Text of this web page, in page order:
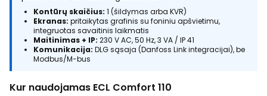
Kontūrų skaičius: 1 (šildymas arba KVR)
Ekranas: pritaikytas grafinis su foniniu apšvietimu,
integruotas savaitinis laikmatis
Maitinimas + IP: 230 V AC, 50 Hz, 3 VA / IP 41
Komunikacija: DLG sąsaja (Danfoss Link integracijai), be
Modbus/M-bus
Kur naudojamas ECL Comfort 110